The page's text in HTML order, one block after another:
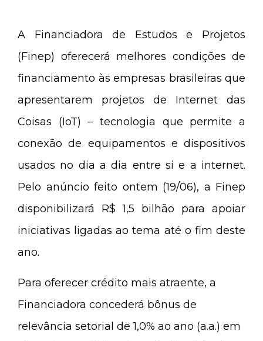
A Financiadora de Estudos e Projetos
(Finep) oferecerá melhores condições de
financiamento às empresas brasileiras que
apresentarem projetos de Internet das
Coisas (IoT) – tecnologia que permite a
conexão de equipamentos e dispositivos
usados no dia a dia entre si e a internet.
Pelo anúncio feito ontem (19/06), a Finep
disponibilizará R$ 1,5 bilhão para apoiar
iniciativas ligadas ao tema até o fim deste
ano.
Para oferecer crédito mais atraente, a
Financiadora concederá bônus de
relevância setorial de 1,0% ao ano (a.a.) em